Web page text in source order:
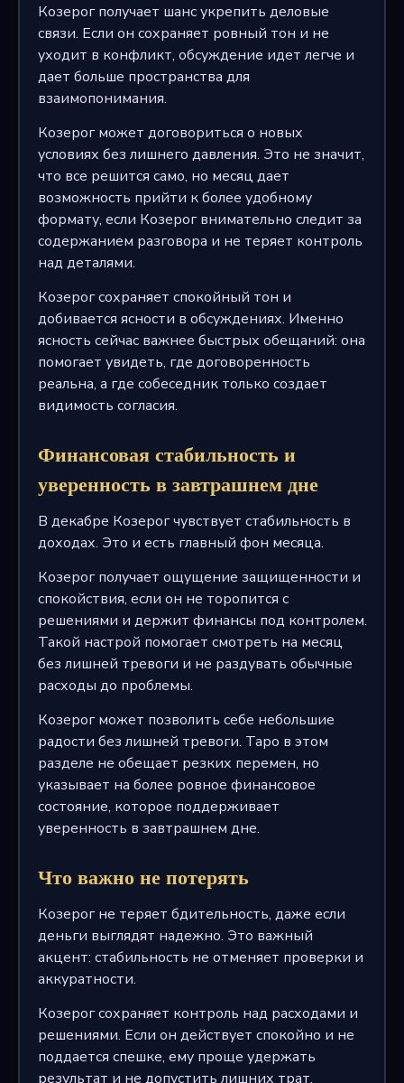
Козерог получает шанс укрепить деловые
связи. Если он сохраняет ровный тон и не
уходит в конфликт, обсуждение идет легче и
дает больше пространства для
взаимопонимания.
Козерог может договориться о новых
условиях без лишнего давления. Это не значит,
что все решится само, но месяц дает
возможность прийти к более удобному
формату, если Козерог внимательно следит за
содержанием разговора и не теряет контроль
над деталями.
Козерог сохраняет спокойный тон и
добивается ясности в обсуждениях. Именно
ясность сейчас важнее быстрых обещаний: она
помогает увидеть, где договоренность
реальна, а где собеседник только создает
видимость согласия.
Финансовая стабильность и
уверенность в завтрашнем дне
В декабре Козерог чувствует стабильность в
доходах. Это и есть главный фон месяца.
Козерог получает ощущение защищенности и
спокойствия, если он не торопится с
решениями и держит финансы под контролем.
Такой настрой помогает смотреть на месяц
без лишней тревоги и не раздувать обычные
расходы до проблемы.
Козерог может позволить себе небольшие
радости без лишней тревоги. Таро в этом
разделе не обещает резких перемен, но
указывает на более ровное финансовое
состояние, которое поддерживает
уверенность в завтрашнем дне.
Что важно не потерять
Козерог не теряет бдительность, даже если
деньги выглядят надежно. Это важный
акцент: стабильность не отменяет проверки и
аккуратности.
Козерог сохраняет контроль над расходами и
решениями. Если он действует спокойно и не
поддается спешке, ему проще удержать
результат и не допустить лишних трат.